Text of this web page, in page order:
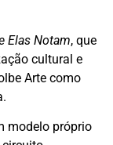
Elas Notam, que
cultural e
Arte como
modelo próprio